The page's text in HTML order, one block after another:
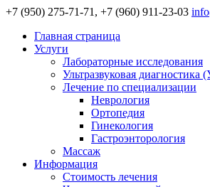
+7 (950) 275-71-71, +7 (960) 911-23-03
Главная страница
Услуги
Лабораторные исследования
Ультразвуковая диагностика
Лечение по специализации
Неврология
Ортопедия
Гинекология
Гастроэнторология
Массаж
Информация
Стоимость лечения